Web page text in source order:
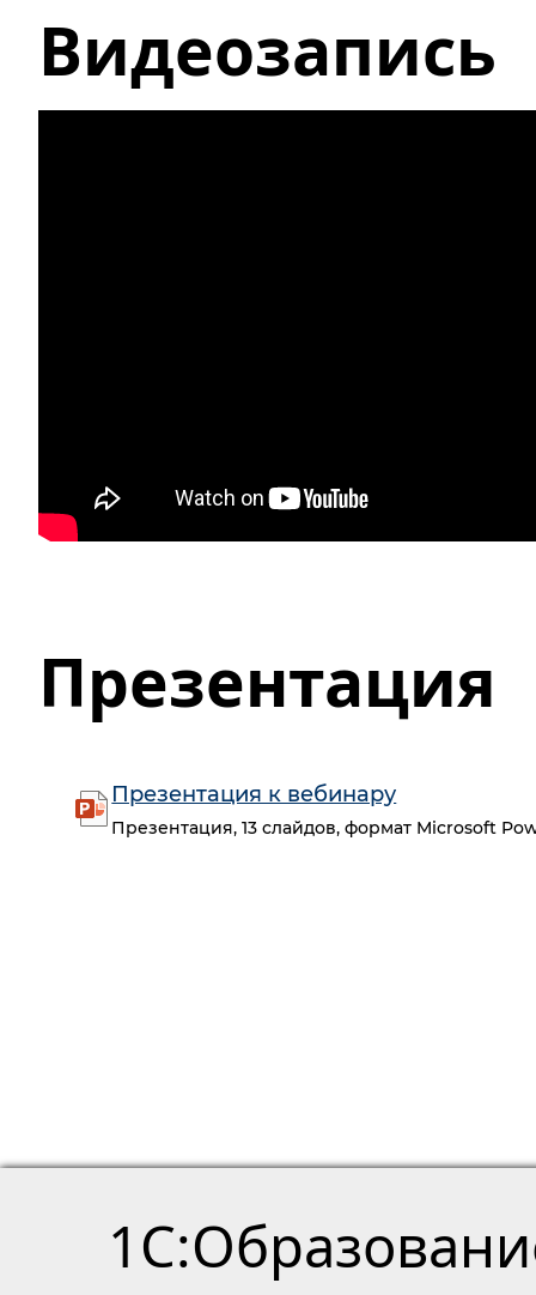
Видеозапись
Презентация
Презентация к вебинару
Презентация, 13 слайдов, формат Microsoft